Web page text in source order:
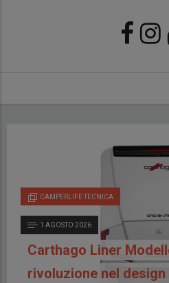
CAMPERLIFE TECNICA
1 AGOSTO 2026
Carthago Liner
rivoluzione nel